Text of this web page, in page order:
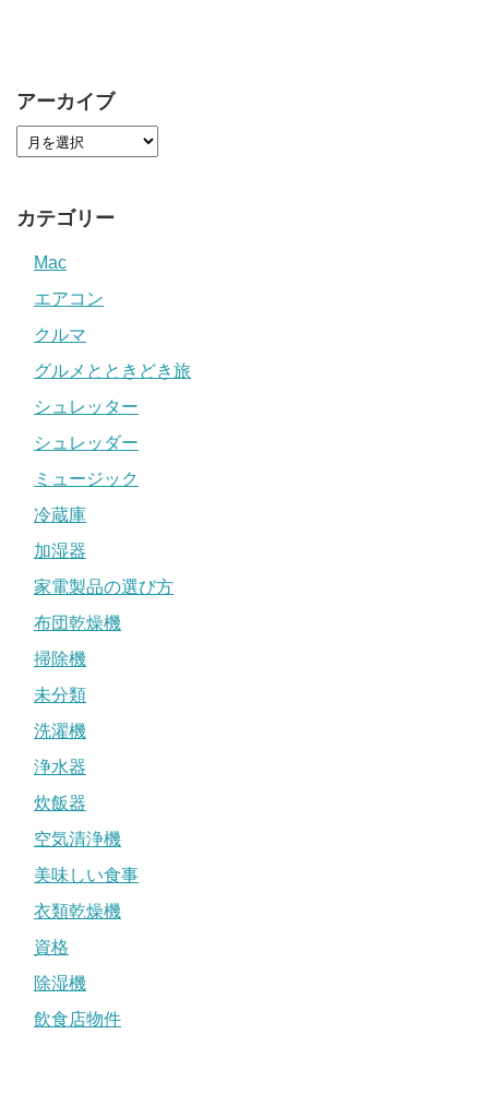
アーカイブ
カテゴリー
Mac
エアコン
クルマ
グルメとときどき旅
シュレッター
シュレッダー
ミュージック
冷蔵庫
加湿器
家電製品の選び方
布団乾燥機
掃除機
未分類
洗濯機
浄水器
炊飯器
空気清浄機
美味しい食事
衣類乾燥機
資格
除湿機
飲食店物件